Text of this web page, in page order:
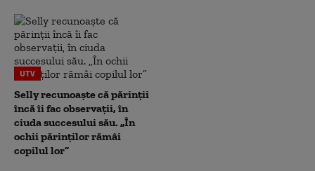
UTV
Selly recunoaște că părinții
încă îi fac observații, în
ciuda succesului său. „În
ochii părinților rămâi
copilul lor”